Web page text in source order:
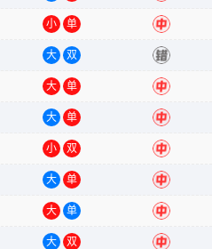
小 单 中
大 双 错
大 单 中
大 单 中
小 双 中
大 单 中
大 单 中
大 双 中